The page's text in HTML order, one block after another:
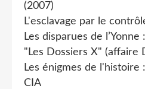
(2007)
L'esclavage par le
Les disparues de l’Yonne
"Les Dossiers X" (affaire
Les énigmes de l'histoire
CIA